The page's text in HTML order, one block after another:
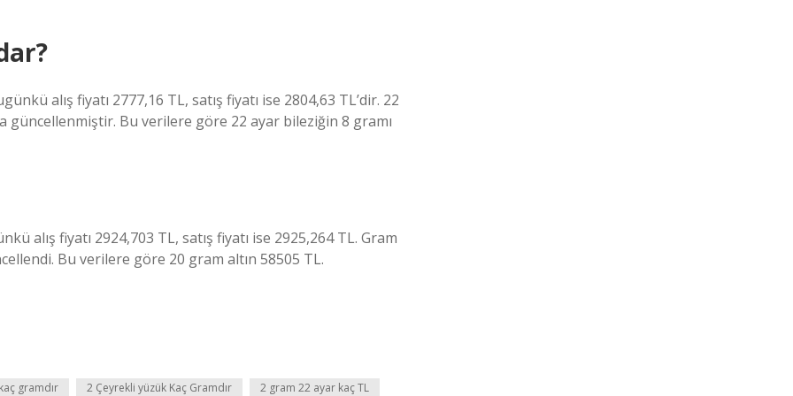
alış fiyatı 2777,16 TL, satış fiyatı ise 2804,63 TL’dir. 22
güncellenmiştir. Bu verilere göre 22 ayar bileziğin 8 gramı
alış fiyatı 2924,703 TL, satış fiyatı ise 2925,264 TL. Gram
Bu verilere göre 20 gram altın 58505 TL.
gramdır 2 Çeyrekli yüzük Kaç Gramdır 2 gram 22 ayar kaç TL